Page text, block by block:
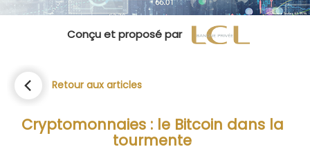
Conçu et proposé par
Retour aux articles
Cryptomonnaies : le Bitcoin dans la
tourmente